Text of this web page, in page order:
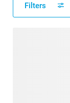
Filters